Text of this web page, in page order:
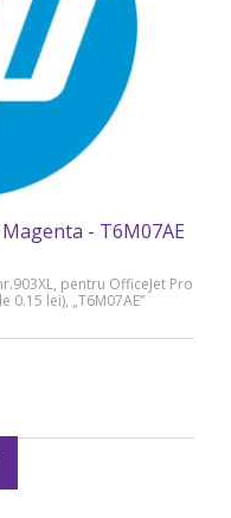
- T6M07AE
pentru OfficeJet Pro
lei), „T6M07AE”